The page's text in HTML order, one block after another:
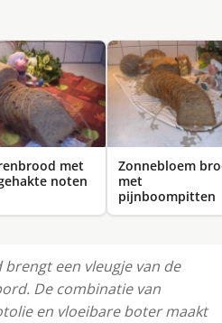
met
noten
Zonnebloem
met
pijnboompitten
een vleugje van de
De combinatie van
en vloeibare boter maakt